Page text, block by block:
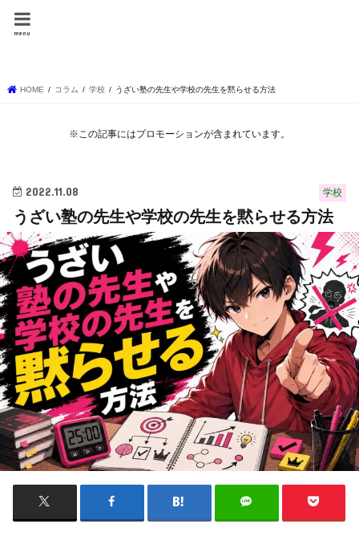
menu
HOME コラム 学校 うざい塾の先生や学校の先生を黙らせる方法
※この記事にはプロモーションが含まれています。
学校
2022.11.08
うざい塾の先生や学校の先生を黙らせる方法